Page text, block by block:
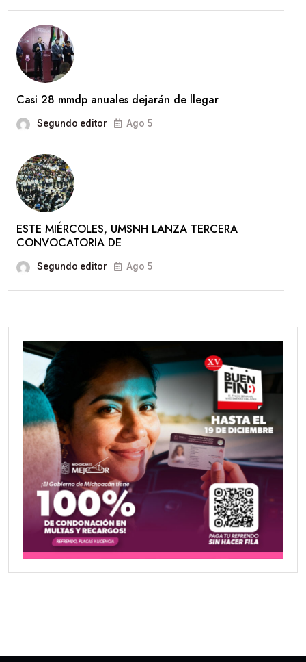
Casi 28 mmdp anuales dejarán de llegar
Segundo editor Ago 5
ESTE MIÉRCOLES, UMSNH LANZA TERCERA
CONVOCATORIA DE
Segundo editor Ago 5